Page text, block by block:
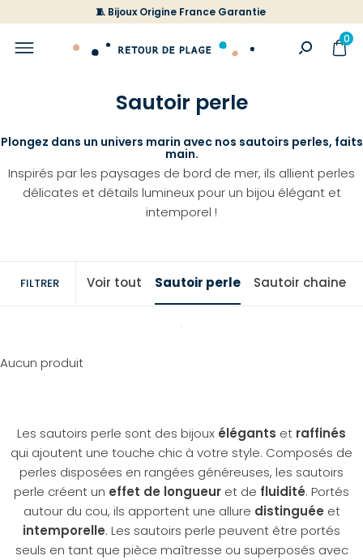
🧵 Bijoux Origine France Garantie
0
Sautoir perle
Plongez dans un univers marin avec nos sautoirs perles, faits
main.
Inspirés par les paysages de bord de mer, ils allient perles
délicates et détails lumineux pour un bijou élégant et
intemporel !
FILTRER Voir tout Sautoir perle Sautoir chaine
Aucun produit
Les sautoirs perle sont des bijoux élégants et raffinés
qui ajoutent une touche chic à votre style. Composés de
perles disposées en rangées généreuses, les sautoirs
perle créent un effet de longueur et de fluidité. Portés
autour du cou, ils apportent une allure distinguée et
intemporelle. Les sautoirs perle peuvent être portés
seuls en tant que pièce maîtresse ou superposés avec